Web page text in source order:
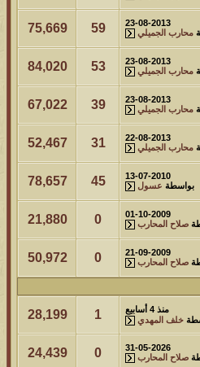
23-08-2013
محارب الجميلي 59
75,669
23-08-2013
محارب الجميلي 53
84,020
23-08-2013
محارب الجميلي 39
67,022
22-08-2013
محارب الجميلي 31
52,467
13-07-2010
بواسطة عسول 45
78,657
01-10-2009
صلاح المحارب 0
21,880
21-09-2009
صلاح المحارب 0
50,972
منذ 4 أسابيع
خلف المهدي 1
28,199
31-05-2026
صلاح المحارب 0
24,439